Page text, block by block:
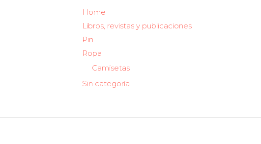
Home
Libros, revistas y publicaciones
Pin
Ropa
Camisetas
Sin categoría